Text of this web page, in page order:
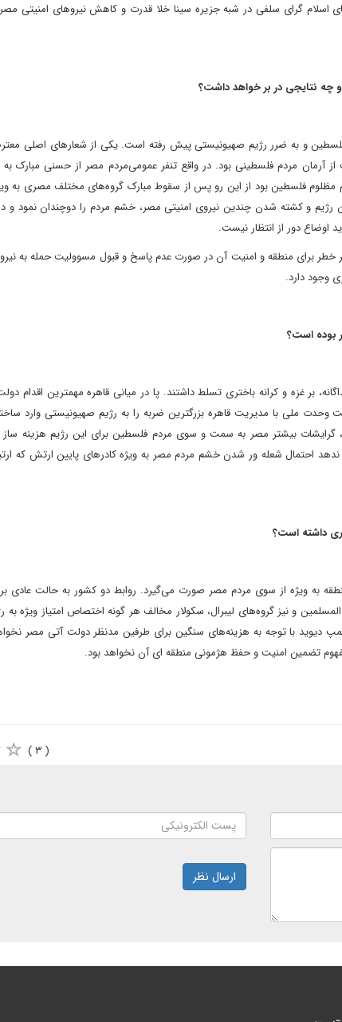
گرای سلفی در شبه جزیره سینا خلا قدرت و کاهش نیروهای امنیتی
چه نتایجی در بر خواهد داشت؟
و به ضرر رژیم صهیونیستی پیش رفته است. یکی از شعارهای اصلی
و حمایت از آرمان مردم فلسطینی بود. در واقع تنفر عمومی‌مردم مصر از حسنی
مظلوم فلسطین بود از این رو پس از سقوط مبارک گروه‌های مختلف مصری به
این رژیم و کشته شدن چندین نیروی امنیتی مصر، خشم مردم را دوچندان نمود
اوضاع دور از انتظار نیست.
خطر برای منطقه و امنیت آن در صورت عدم پاسخ و قبول مسوولیت حمله به
وجود دارد.
بوده است؟
بر غزه و کرانه باختری تسلط داشتند. پا در میانی قاهره مهمترین اقدام
ملی با مدیریت قاهره بزرگترین ضربه را به رژیم صهیونیستی وارد
گرایشات بیشتر مصر به سمت و سوی مردم فلسطین برای این رژیم هزینه
ندهد احتمال شعله ور شدن خشم مردم مصر به ویژه کادرهای پایین ارتش که
داشته است؟
به ویژه از سوی مردم مصر صورت می‌گیرد. روابط دو کشور به حالت عادی
و نیز گروه‌های لیبرال، سکولار مخالف هر گونه اختصاص امتیاز ویژه
دیوید با توجه به هزینه‌های سنگین برای طرفین مدنظر دولت آتی مصر
تضمین امنیت و حفظ هژمونی منطقه ای آن نخواهد بود.
( ۳ )
ارسال نظر